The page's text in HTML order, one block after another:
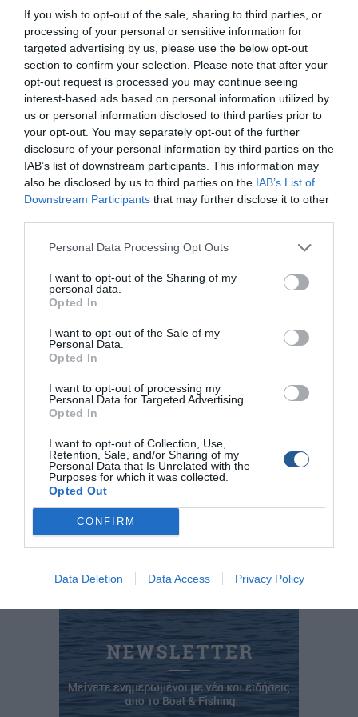
If you wish to opt-out of the sale, sharing to third parties, or
processing of your personal or sensitive information for
targeted advertising by us, please use the below opt-out
section to confirm your selection. Please note that after your
opt-out request is processed you may continue seeing
interest-based ads based on personal information utilized by
us or personal information disclosed to third parties prior to
your opt-out. You may separately opt-out of the further
disclosure of your personal information by third parties on the
IAB’s list of downstream participants. This information may
also be disclosed by us to third parties on the IAB’s List of
Downstream Participants that may further disclose it to other
Personal Data Processing Opt Outs
I want to opt-out of the Sharing of my
personal data.
Opted In
I want to opt-out of the Sale of my
Personal Data.
Opted In
I want to opt-out of processing my
Personal Data for Targeted Advertising.
Opted In
I want to opt-out of Collection, Use,
Retention, Sale, and/or Sharing of my
Personal Data that Is Unrelated with the
Purposes for which it was collected.
Opted Out
CONFIRM
Data Deletion Data Access Privacy Policy
16 Ιανουαρίου, 2023
42χρονος στο Νοσοκομείο Βόλου μετά από
πτώση από το σκάφος του
Στον Βόλο διακομίσθηκε 42χρονος αλλοδαπός
λίγο μετά τα μεσάνυχτα.
Με μέριμνα του Κέντρου Επιχειρήσεων του Λιμενικού
Σώματος – Ελληνικής Ακτοφυλακής, ο 42χρονος
αλλοδαπός διακομίσθηκε από την Σκιάθο μετά από
πτώση με το σκάφος “ΑΓΙΟΣ ΙΩΑΝΗΣ Ο ΡΩΣΟΣ” στον
περίθαλψης.
Ακολουθήστε τοboatfishing.gr στο Google News
σκάφος, το ψάρεμα και την κατάδυση από την Ελλάδα και
τον κόσμο
Tags
Βόλος Ατύχημα με Σκάφος